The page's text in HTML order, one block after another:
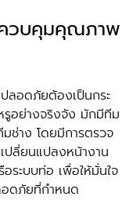
ควบคุมคุณภาพ
ลอดภัยต้องเป็นกระ
รูอย่างจริงจัง มักมีทีม
ช่าง โดยมีการตรวจ
ปลี่ยนแปลงหน้างาน
ระบบท่อ เพื่อให้มั่นใจ
อดภัยที่กำหนด